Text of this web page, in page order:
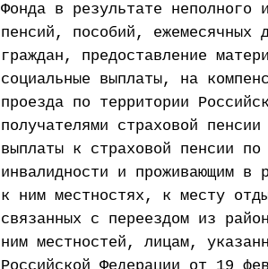
Фонда в результате неполного
пенсий, пособий, ежемесячных
граждан, предоставление
социальные выплаты, на
проезда по территории
получателями страховой
выплаты к страховой пенсии
инвалидности и проживающим в
к ним местностях, к месту
связанных с переездом из
ним местностей, лицам,